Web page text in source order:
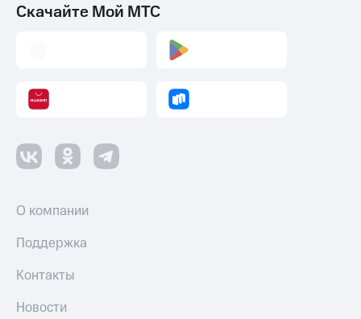
Скачайте Мой МТС
О компании
Поддержка
Контакты
Новости